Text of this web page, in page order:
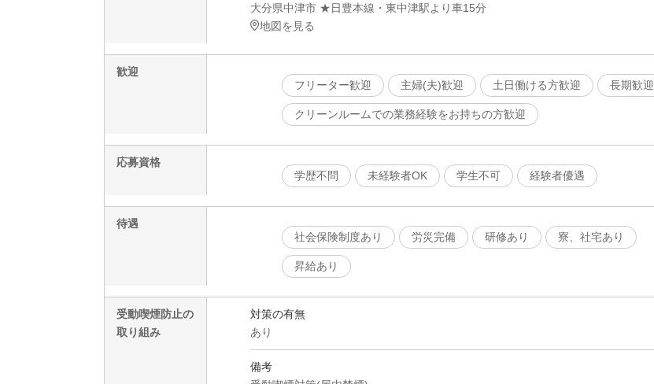
大分県中津市 ★日豊本線・東中津駅より車15分
地図を見る
歓迎
フリーター歓迎
主婦(夫)歓迎 土日働ける方歓迎 長期歓迎
クリーンルームでの業務経験をお持ちの方歓迎
応募資格
学歴不問
未経験者OK 学生不可 経験者優遇
待遇
社会保険制度あり
労災完備 研修あり 寮、社宅あり
昇給あり
受動喫煙防止の
取り組み
対策の有無
あり
備考